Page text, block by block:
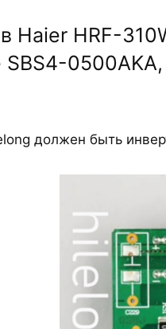
Haier HRF-
SBS4-
должен быть